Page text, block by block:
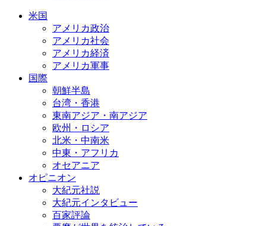
米国
アメリカ政治
アメリカ社会
アメリカ経済
アメリカ軍事
国際
朝鮮半島
台湾・香港
東南アジア・南アジア
欧州・ロシア
北米・中南米
中東・アフリカ
オセアニア
オピニオン
大紀元社説
大紀元インタビュー
百家評論